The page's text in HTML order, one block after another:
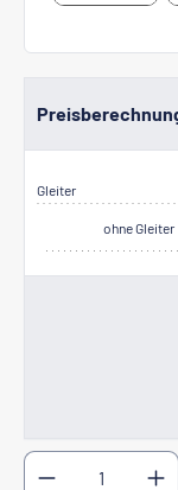
Gleiter
ohne Gleiter
Produkt